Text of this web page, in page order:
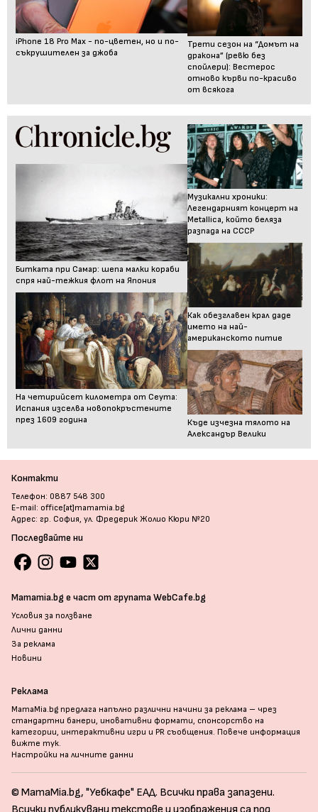
iPhone 18 Pro Max - по-цветен, но и по-
съкрушителен за джоба
Трети сезон на “Домът на
дракона” (ревю без
спойлери): Вестерос
отново кърви по-красиво
от всякога
Битката при Самар: шепа малки кораби
спря най-тежкия флот на Япония
На четирийсет километра от Сеута:
Испания изселва новопокръстените
през 1609 година
Музикални хроники:
Легендарният концерт на
Metallica, който беляза
разпада на СССР
Как обезглавен крал даде
името на най-
американското питие
Къде изчезна тялото на
Александър Велики
Контакти
Телефон: 0887 548 300
E-mail: office[at]mamamia.bg
Адрес: гр. София, ул. Фредерик Жолио Кюри №20
Последвайте ни
Mamamia.bg е част от групата WebCafe.bg
Условия за ползване
Лични данни
За реклама
Новини
Реклама
MamaMia.bg предлага напълно различни начини за реклама – чрез
стандартни банери, иновативни формати, спонсорство на
категории, интерактивни игри и PR съобщения. Повече информация
вижте тук.
Настройки на личните данни
© MamaMia.bg, "Уебкафе" ЕАД. Всички права запазени.